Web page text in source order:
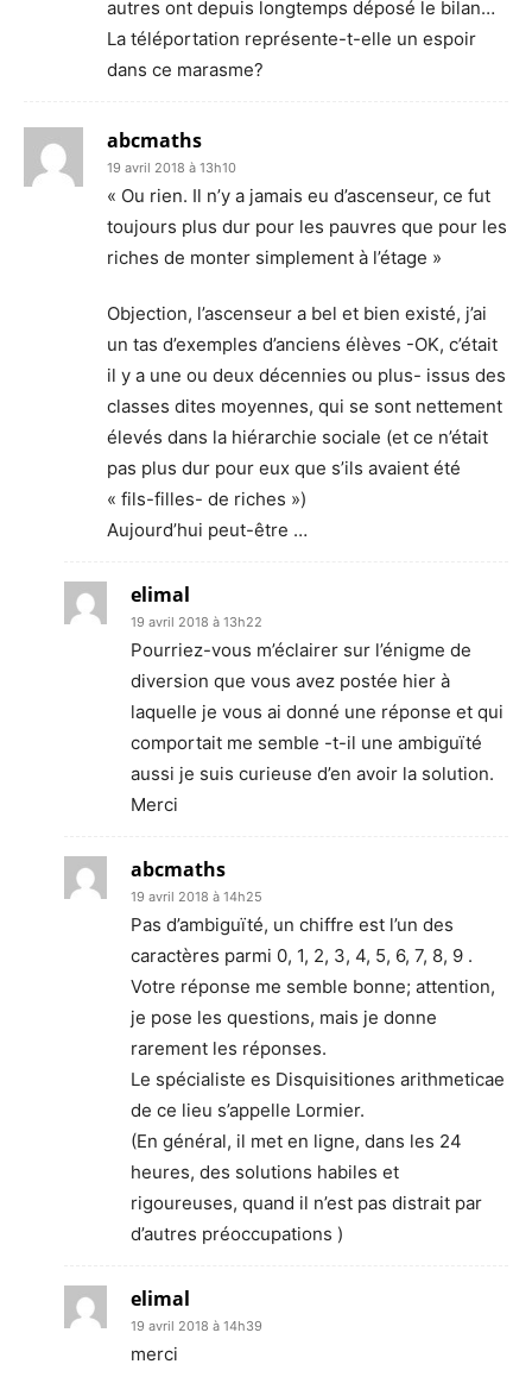
autres ont depuis longtemps déposé le bilan…
La téléportation représente-t-elle un espoir
dans ce marasme?
abcmaths
19 avril 2018 à 13h10
« Ou rien. Il n’y a jamais eu d’ascenseur, ce fut
toujours plus dur pour les pauvres que pour les
riches de monter simplement à l’étage »
Objection, l’ascenseur a bel et bien existé, j’ai
un tas d’exemples d’anciens élèves -OK, c’était
il y a une ou deux décennies ou plus- issus des
classes dites moyennes, qui se sont nettement
élevés dans la hiérarchie sociale (et ce n’était
pas plus dur pour eux que s’ils avaient été
« fils-filles- de riches »)
Aujourd’hui peut-être …
elimal
19 avril 2018 à 13h22
Pourriez-vous m’éclairer sur l’énigme de
diversion que vous avez postée hier à
laquelle je vous ai donné une réponse et qui
comportait me semble -t-il une ambiguïté
aussi je suis curieuse d’en avoir la solution.
Merci
abcmaths
19 avril 2018 à 14h25
Pas d’ambiguïté, un chiffre est l’un des
caractères parmi 0, 1, 2, 3, 4, 5, 6, 7, 8, 9 .
Votre réponse me semble bonne; attention,
je pose les questions, mais je donne
rarement les réponses.
Le spécialiste es Disquisitiones arithmeticae
de ce lieu s’appelle Lormier.
(En général, il met en ligne, dans les 24
heures, des solutions habiles et
rigoureuses, quand il n’est pas distrait par
d’autres préoccupations )
elimal
19 avril 2018 à 14h39
merci